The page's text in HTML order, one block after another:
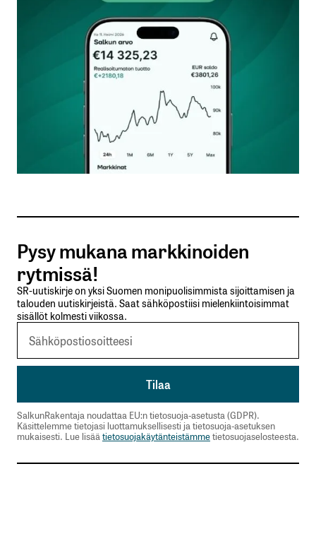
Kommentti*
Nimesi tai nimimerkkisi
Sähköpostiosoitteesi
Tilaa SalkunRakentajan uutiskirje
Lähetä kommentti
Pysy mukana markkinoiden
rytmissä!
SR-uutiskirje on yksi Suomen monipuolisimmista sijoittamisen ja
talouden uutiskirjeistä. Saat sähköpostiisi mielenkiintoisimmat
sisällöt kolmesti viikossa.
SalkunRakentaja noudattaa EU:n tietosuoja-asetusta (GDPR).
Käsittelemme tietojasi luottamuksellisesti ja tietosuoja-asetuksen
mukaisesti. Lue lisäätietosuojakäytänteistämmetietosuojaselosteesta.